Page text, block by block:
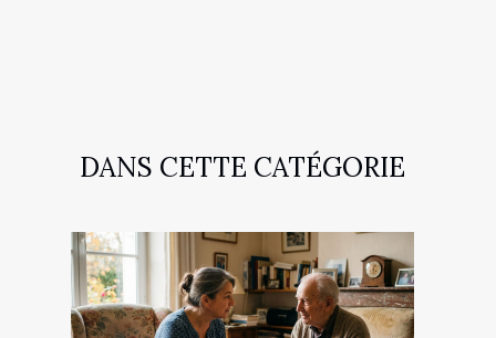
DANS CETTE CATÉGORIE